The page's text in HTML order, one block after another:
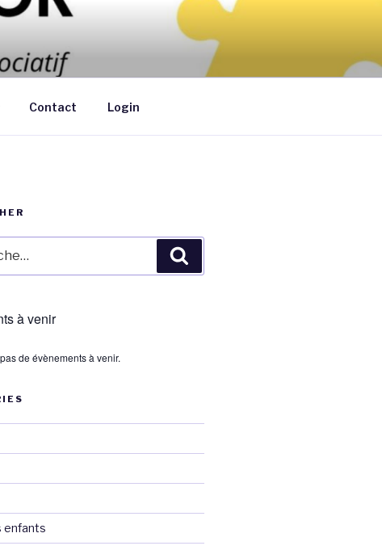
de moins de 6 ans au domicile des
Contact Login
à venir
pas de évènements à venir.
enfants